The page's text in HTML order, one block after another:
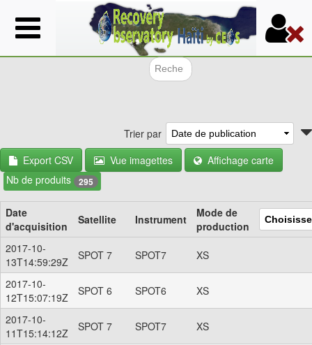
Aller
au
contenu
Trier par
Export CSV
Vue imagettes
Affichage carte
Nb de produits 295
Date
d'acquisition
Satellite Instrument
Mode de
production
2017-10-
13T14:59:29Z
SPOT 7 SPOT7 XS
2017-10-
12T15:07:19Z
SPOT 6 SPOT6 XS
2017-10-
11T15:14:12Z
SPOT 7 SPOT7 XS